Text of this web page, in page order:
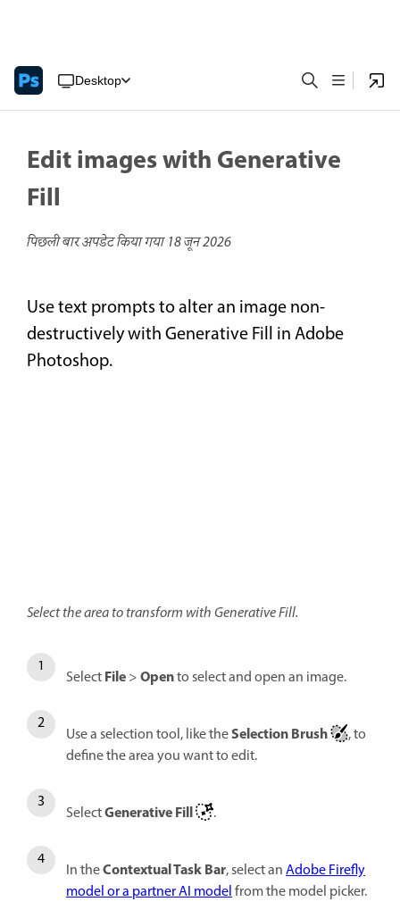
Desktop
Edit images with Generative
Fill
पिछली बार अपडेट किया गया18 जून 2026
Use text prompts to alter an image non-
destructively with Generative Fill in Adobe
Photoshop.
Select the area to transform with Generative Fill.
SelectFile>Opento select and open an image.
Use a selection tool, like theSelection Brush
, to
define the area you want to edit.
SelectGenerative Fill .
In theContextual Task Bar, select anAdobe Firefly
model or a partner AI modelfrom the model picker.